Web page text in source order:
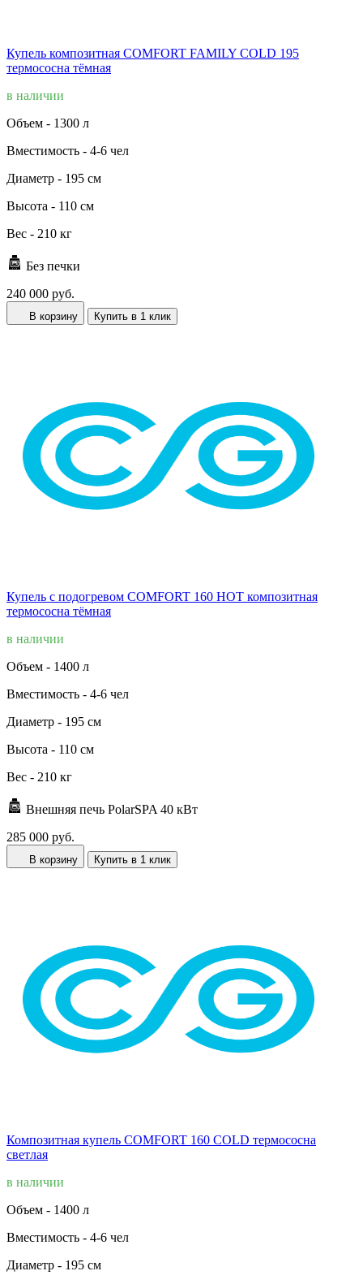
Купель композитная COMFORT FAMILY COLD 195
термососна тёмная
в наличии
Объем - 1300 л
Вместимость - 4-6 чел
Диаметр - 195 см
Высота - 110 см
Вес - 210 кг
Без печки
240 000 руб.
В корзину Купить в 1 клик
Купель с подогревом COMFORT 160 HOT композитная
термососна тёмная
в наличии
Объем - 1400 л
Вместимость - 4-6 чел
Диаметр - 195 см
Высота - 110 см
Вес - 210 кг
Внешняя печь PolarSPA 40 кВт
285 000 руб.
В корзину Купить в 1 клик
Композитная купель COMFORT 160 COLD термососна
светлая
в наличии
Объем - 1400 л
Вместимость - 4-6 чел
Диаметр - 195 см